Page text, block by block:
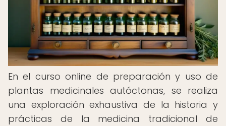
En el curso online de preparación y uso de
plantas medicinales autóctonas, se realiza
una exploración exhaustiva de la historia y
prácticas de la medicina tradicional de